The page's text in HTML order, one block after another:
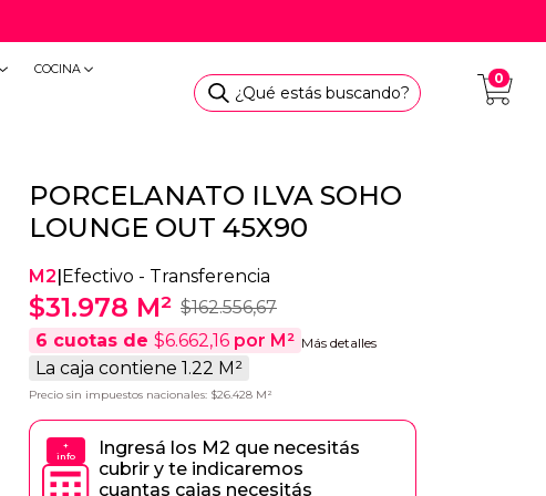
COCINA
¿Qué estás buscando?
0
PORCELANATO ILVA SOHO
LOUNGE OUT 45X90
M2|Efectivo - Transferencia
$31.978 M² $162.556,67
6 cuotas de $6.662,16 por M² Más detalles
La caja contiene 1.22 M²
Precio sin impuestos nacionales: $26.428 M²
+
info
Ingresá los M2 que necesitás
cubrir y te indicaremos
cuantas cajas necesitás